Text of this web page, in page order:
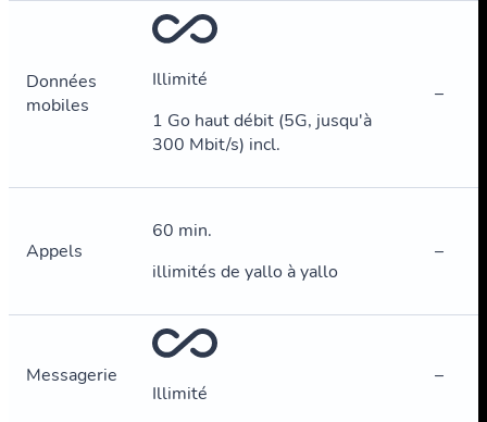
Données
mobiles
Illimité
1 Go haut débit (5G, jusqu'à
300 Mbit/s) incl.
–
Appels
60 min.
illimités de yallo à yallo
–
Messagerie
Illimité
–